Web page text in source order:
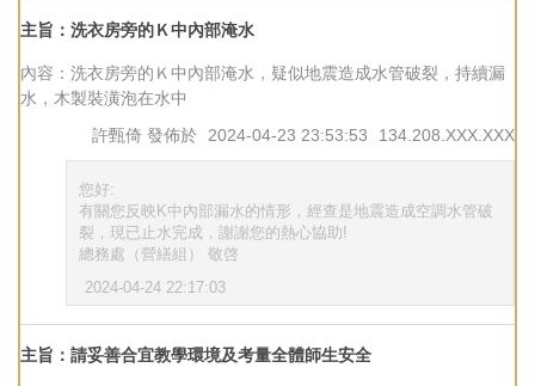
主旨：洗衣房旁的Ｋ中內部淹水
內容：洗衣房旁的Ｋ中內部淹水，疑似地震造成水管破裂，持續漏
水，木製裝潢泡在水中
許甄倚 發佈於 2024-04-23 23:53:53 134.208.XXX.XXX
您好:
有關您反映K中內部漏水的情形，經查是地震造成空調水管破
裂，現已止水完成，謝謝您的熱心協助!
總務處（營繕組） 敬啓
2024-04-24 22:17:03
主旨：請妥善合宜教學環境及考量全體師生安全